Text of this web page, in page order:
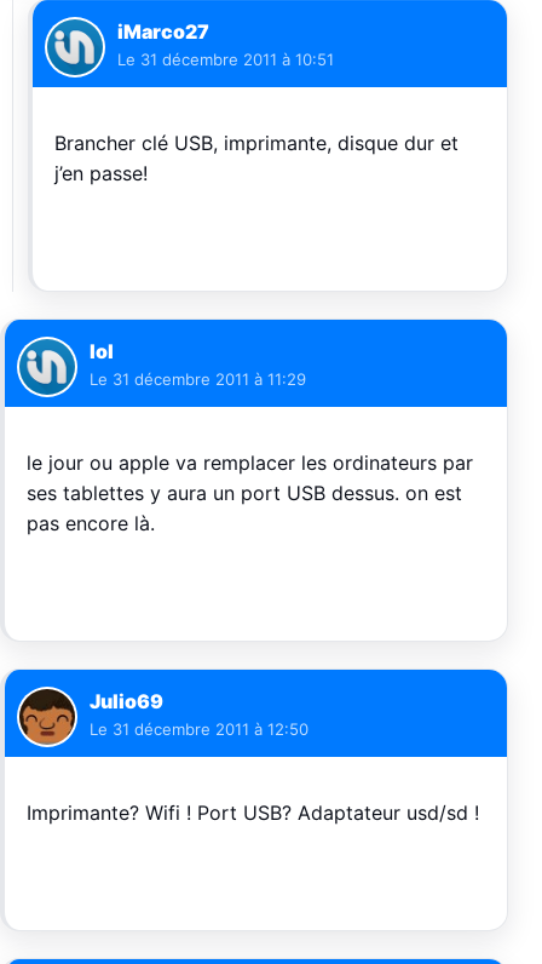
iMarco27
Le 31 décembre 2011 à 10:51
Brancher clé USB, imprimante, disque dur et
j’en passe!
lol
Le 31 décembre 2011 à 11:29
le jour ou apple va remplacer les ordinateurs par
ses tablettes y aura un port USB dessus. on est
pas encore là.
Julio69
Le 31 décembre 2011 à 12:50
Imprimante? Wifi ! Port USB? Adaptateur usd/sd !